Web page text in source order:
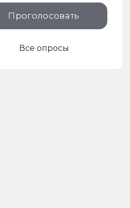
Проголосовать
Все опросы